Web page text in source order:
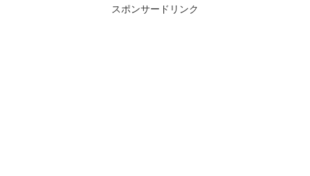
スポンサードリンク